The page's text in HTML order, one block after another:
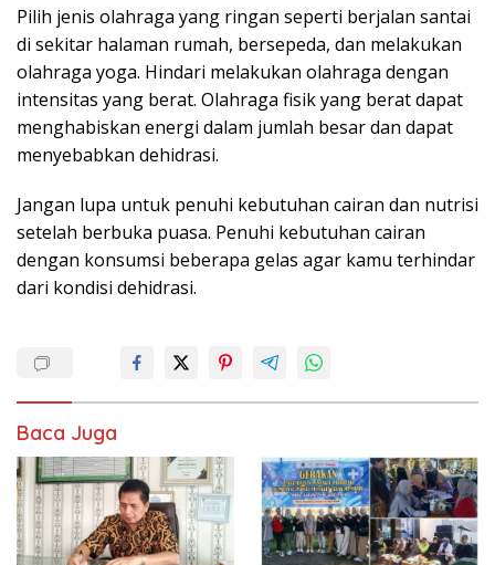
Pilih jenis olahraga yang ringan seperti berjalan santai
di sekitar halaman rumah, bersepeda, dan melakukan
olahraga yoga. Hindari melakukan olahraga dengan
intensitas yang berat. Olahraga fisik yang berat dapat
menghabiskan energi dalam jumlah besar dan dapat
menyebabkan dehidrasi.
Jangan lupa untuk penuhi kebutuhan cairan dan nutrisi
setelah berbuka puasa. Penuhi kebutuhan cairan
dengan konsumsi beberapa gelas agar kamu terhindar
dari kondisi dehidrasi.
Baca Juga